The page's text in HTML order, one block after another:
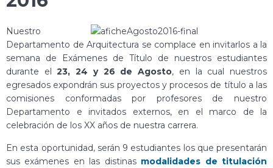
Nuestro
Departamento de Arquitectura se complace en invitarlos a la
semana de Exámenes de Título de nuestros estudiantes
durante el23, 24 y 26 de Agosto, en la cual nuestros
egresados expondrán sus proyectos y procesos de título a las
comisiones conformadas por profesores de nuestro
Departamento e invitados externos, en el marco de la
celebración de los XX años de nuestra carrera.
En esta oportunidad, serán 9 estudiantes los que presentarán
sus exámenes en las distinas modalidades de titulación